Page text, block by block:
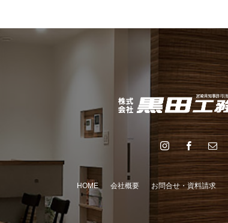
HOME 会社概要 お問合せ・資料請求